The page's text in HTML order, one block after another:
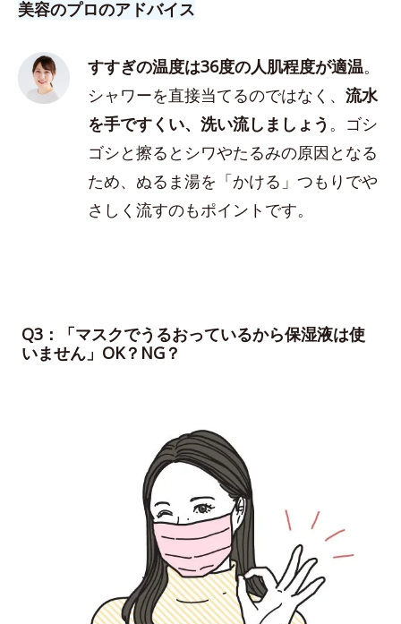
美容のプロのアドバイス
すすぎの温度は36度の人肌程度が適温。
シャワーを直接当てるのではなく、流水
を手ですくい、洗い流しましょう 。ゴシ
ゴシと擦るとシワやたるみの原因となる
ため、ぬるま湯を「かける」つもりでや
さしく流すのもポイントです。
Q3：「マスクでうるおっているから保湿液は使
いません」OK？NG？